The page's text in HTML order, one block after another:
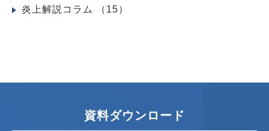
炎上解説コラム （15）
資料ダウンロード